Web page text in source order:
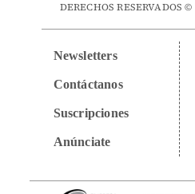
DERECHOS RESERVADOS
Newsletters
Contáctanos
Suscripciones
Anúnciate